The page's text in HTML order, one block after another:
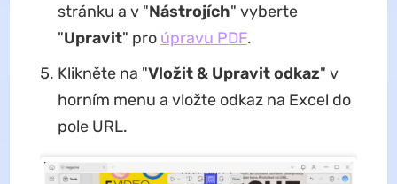
stránku a v "Nástrojích" vyberte
"Upravit" pro úpravu PDF.
Klikněte na "Vložit & Upravit odkaz" v
horním menu a vložte odkaz na Excel do
pole URL.